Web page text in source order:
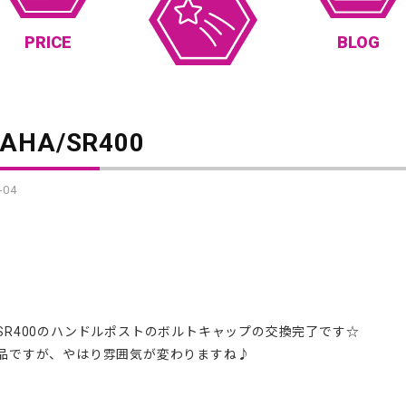
PRICE BLOG
SR400
04
のハンドルポストのボルトキャップの交換完了です☆
ですが、やはり雰囲気が変わりますね♪